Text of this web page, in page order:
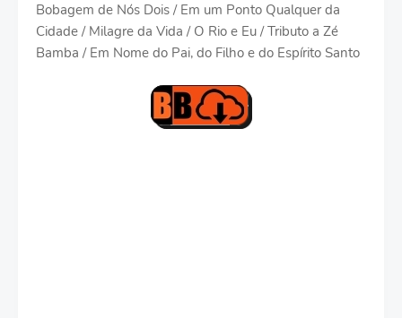
Bobagem de Nós Dois / Em um Ponto Qualquer da
Cidade / Milagre da Vida / O Rio e Eu / Tributo a Zé
Bamba / Em Nome do Pai, do Filho e do Espírito Santo